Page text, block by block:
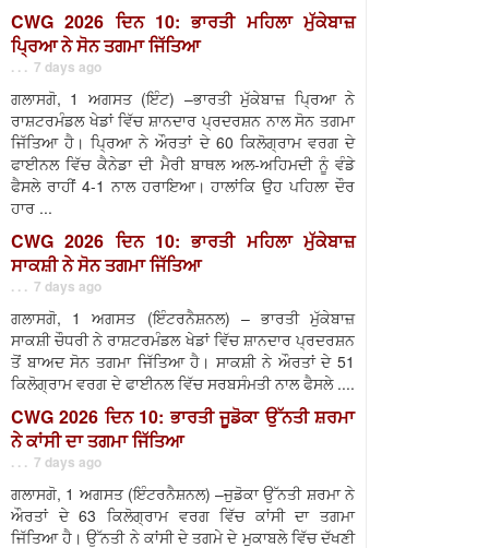
CWG 2026 ਦਿਨ 10: ਭਾਰਤੀ ਮਹਿਲਾ ਮੁੱਕੇਬਾਜ਼
ਪ੍ਰਿਆ ਨੇ ਸੋਨ ਤਗਮਾ ਜਿੱਤਿਆ
. . . 7 days ago
ਗਲਾਸਗੋ, 1 ਅਗਸਤ (ਇੰਟ) –ਭਾਰਤੀ ਮੁੱਕੇਬਾਜ਼ ਪ੍ਰਿਆ ਨੇ
ਰਾਸ਼ਟਰਮੰਡਲ ਖੇਡਾਂ ਵਿੱਚ ਸ਼ਾਨਦਾਰ ਪ੍ਰਦਰਸ਼ਨ ਨਾਲ ਸੋਨ ਤਗਮਾ
ਜਿੱਤਿਆ ਹੈ। ਪ੍ਰਿਆ ਨੇ ਔਰਤਾਂ ਦੇ 60 ਕਿਲੋਗ੍ਰਾਮ ਵਰਗ ਦੇ
ਫਾਈਨਲ ਵਿੱਚ ਕੈਨੇਡਾ ਦੀ ਮੈਰੀ ਬਾਥਲ ਅਲ-ਅਹਿਮਦੀ ਨੂੰ ਵੰਡੇ
ਫੈਸਲੇ ਰਾਹੀਂ 4-1 ਨਾਲ ਹਰਾਇਆ। ਹਾਲਾਂਕਿ ਉਹ ਪਹਿਲਾ ਦੌਰ
ਹਾਰ ...
CWG 2026 ਦਿਨ 10: ਭਾਰਤੀ ਮਹਿਲਾ ਮੁੱਕੇਬਾਜ਼
ਸਾਕਸ਼ੀ ਨੇ ਸੋਨ ਤਗਮਾ ਜਿੱਤਿਆ
. . . 7 days ago
ਗਲਾਸਗੋ, 1 ਅਗਸਤ (ਇੰਟਰਨੈਸ਼ਨਲ) – ਭਾਰਤੀ ਮੁੱਕੇਬਾਜ਼
ਸਾਕਸ਼ੀ ਚੌਧਰੀ ਨੇ ਰਾਸ਼ਟਰਮੰਡਲ ਖੇਡਾਂ ਵਿੱਚ ਸ਼ਾਨਦਾਰ ਪ੍ਰਦਰਸ਼ਨ
ਤੋਂ ਬਾਅਦ ਸੋਨ ਤਗਮਾ ਜਿੱਤਿਆ ਹੈ। ਸਾਕਸ਼ੀ ਨੇ ਔਰਤਾਂ ਦੇ 51
ਕਿਲੋਗ੍ਰਾਮ ਵਰਗ ਦੇ ਫਾਈਨਲ ਵਿੱਚ ਸਰਬਸੰਮਤੀ ਨਾਲ ਫੈਸਲੇ ....
CWG 2026 ਦਿਨ 10: ਭਾਰਤੀ ਜੂਡੋਕਾ ਉੱਨਤੀ ਸ਼ਰਮਾ
ਨੇ ਕਾਂਸੀ ਦਾ ਤਗਮਾ ਜਿੱਤਿਆ
. . . 7 days ago
ਗਲਾਸਗੋ, 1 ਅਗਸਤ (ਇੰਟਰਨੈਸ਼ਨਲ) –ਜੁਡੋਕਾ ਉੱਨਤੀ ਸ਼ਰਮਾ ਨੇ
ਔਰਤਾਂ ਦੇ 63 ਕਿਲੋਗ੍ਰਾਮ ਵਰਗ ਵਿੱਚ ਕਾਂਸੀ ਦਾ ਤਗਮਾ
ਜਿੱਤਿਆ ਹੈ। ਉੱਨਤੀ ਨੇ ਕਾਂਸੀ ਦੇ ਤਗਮੇ ਦੇ ਮੁਕਾਬਲੇ ਵਿੱਚ ਦੱਖਣੀ